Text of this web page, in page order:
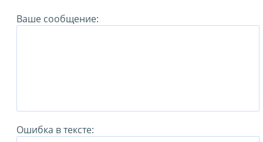
Ваше сообщение:
Ошибка в тексте: